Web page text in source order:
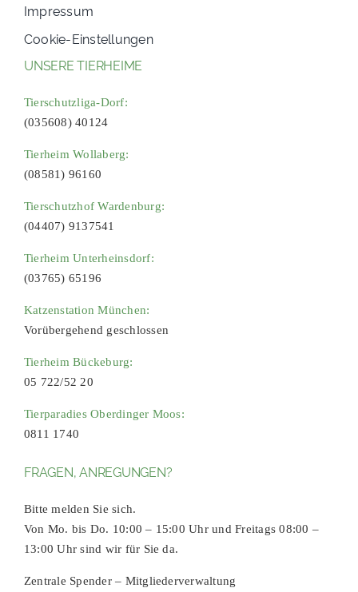
Impressum
Cookie-Einstellungen
UNSERE TIERHEIME
Tierschutzliga-Dorf:
(035608) 40124
Tierheim Wollaberg:
(08581) 96160
Tierschutzhof Wardenburg:
(04407) 9137541
Tierheim Unterheinsdorf:
(03765) 65196
Katzenstation München:
Vorübergehend geschlossen
Tierheim Bückeburg:
05 722/52 20
Tierparadies Oberdinger Moos:
0811 1740
FRAGEN, ANREGUNGEN?
Bitte melden Sie sich.
Von Mo. bis Do. 10:00 – 15:00 Uhr und Freitags 08:00 –
13:00 Uhr sind wir für Sie da.
Zentrale Spender – Mitgliederverwaltung